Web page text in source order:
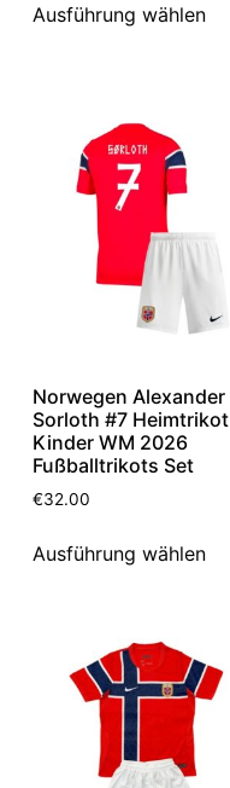
Ausführung wählen
Norwegen Alexander
Sorloth #7 Heimtrikot
Kinder WM 2026
Fußballtrikots Set
€32.00
Ausführung wählen